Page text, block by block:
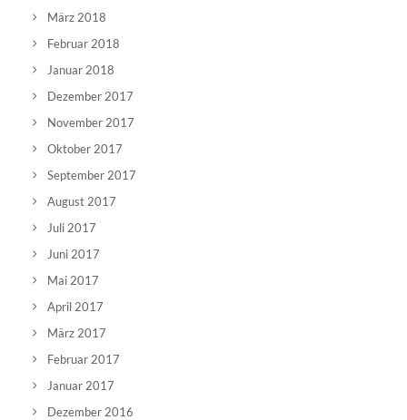
März 2018
Februar 2018
Januar 2018
Dezember 2017
November 2017
Oktober 2017
September 2017
August 2017
Juli 2017
Juni 2017
Mai 2017
April 2017
März 2017
Februar 2017
Januar 2017
Dezember 2016